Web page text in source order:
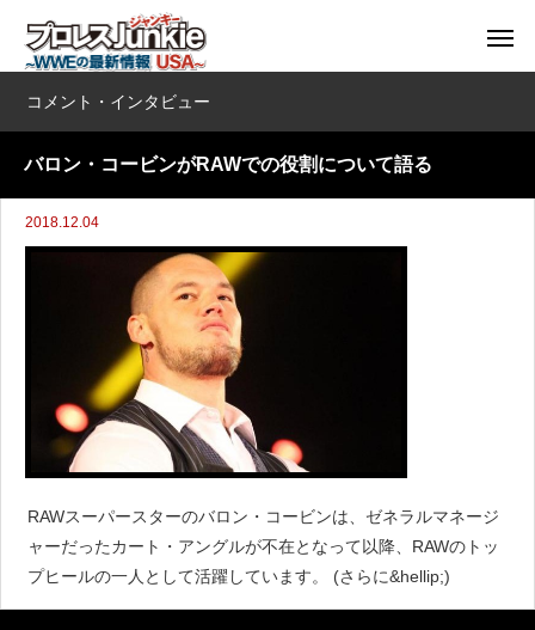
コメント・インタビュー
バロン・コービンがRAWでの役割について語る
2018.12.04
RAWスーパースターのバロン・コービンは、ゼネラルマネージ
ャーだったカート・アングルが不在となって以降、RAWのトッ
プヒールの一人として活躍しています。 (さらに&hellip;)